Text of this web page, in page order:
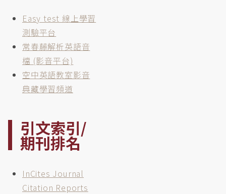
Easy test 線上學習
測驗平台
常春藤解析英語音
檔 (影音平台)
空中英語教室影音
典藏學習頻道
引文索引/
期刊排名
InCites Journal
Citation Reports